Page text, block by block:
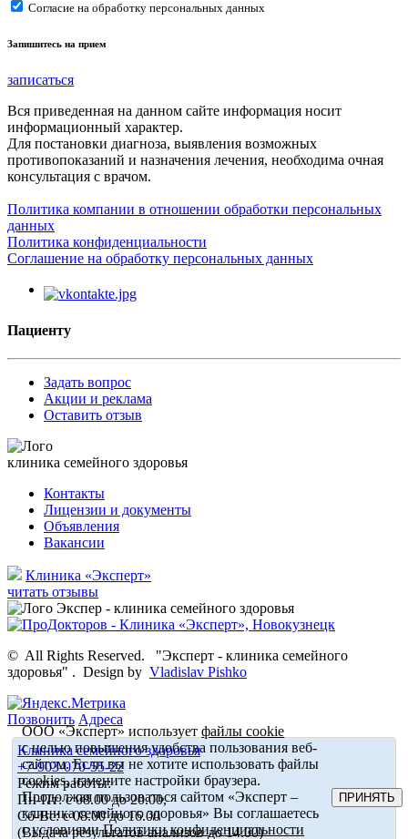
Согласие на обработку персональных данных
Запишитесь на прием
записаться
Вся приведенная на данном сайте информация носит
информационный характер.
Для постановки диагноза, выявления возможных
противопоказаний и назначения лечения, необходима очная
консультация с врачом.
Политика компании в отношении обработки персональных
данных
Политика конфиденциальности
Соглашение на обработку персональных данных
Пациенту
Задать вопрос
Акции и реклама
Оставить отзыв
клиника семейного здоровья
Контакты
Лицензии и документы
Объявления
Вакансии
Клиника «Эксперт»
читать отзывы
© All Rights Reserved.
"Эксперт - клиника семейного
здоровья" . Design by Vladislav Pishko
Позвонить Адреса
Клиника семейного здоровья
+7-903-070-55-22
Режим работы:
Пн-Пт: с 08.00 до 20.00,
Сб-Вс: с 08.00 до 16.00
(Выдача результатов анализов до 14.00)
ООО «Эксперт» используетфайлы cookie
с целью повышения удобства пользования веб-
сайтом. Если вы не хотите использовать файлы
cookies, измените настройки браузера.
Продолжая пользоваться сайтом «Эксперт –
клиника семейного здоровья» Вы соглашаетесь
с условиямиПолитики конфиденциальности
ПРИНЯТЬ